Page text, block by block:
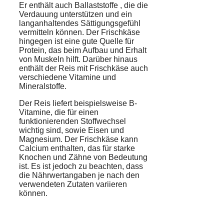
Er enthält auch Ballaststoffe , die die
Verdauung unterstützen und ein
langanhaltendes Sättigungsgefühl
vermitteln können. Der Frischkäse
hingegen ist eine gute Quelle für
Protein, das beim Aufbau und Erhalt
von Muskeln hilft. Darüber hinaus
enthält der Reis mit Frischkäse auch
verschiedene Vitamine und
Mineralstoffe.
Der Reis liefert beispielsweise B-
Vitamine, die für einen
funktionierenden Stoffwechsel
wichtig sind, sowie Eisen und
Magnesium. Der Frischkäse kann
Calcium enthalten, das für starke
Knochen und Zähne von Bedeutung
ist. Es ist jedoch zu beachten, dass
die Nährwertangaben je nach den
verwendeten Zutaten variieren
können.